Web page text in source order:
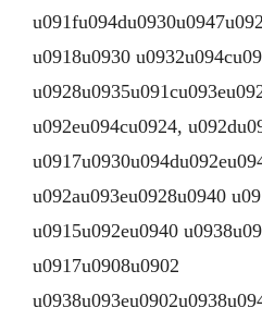
u0918u0930
u092eu094cu0924,
u092au093eu0928u0940
u0915u092eu0940
u0917u0908u0902